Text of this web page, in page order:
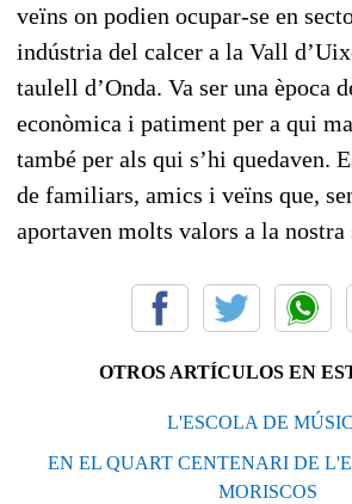
veïns on podien ocupar-se en
indústria del calcer a la Vall
taulell d’Onda. Va ser una època
econòmica i patiment per a qui
també per als qui s’hi quedaven.
de familiars, amics i veïns que,
aportaven molts valors a la
OTROS ARTÍCULOS EN
L'ESCOLA DE
EN EL QUART CENTENARI DE
MORISCOS